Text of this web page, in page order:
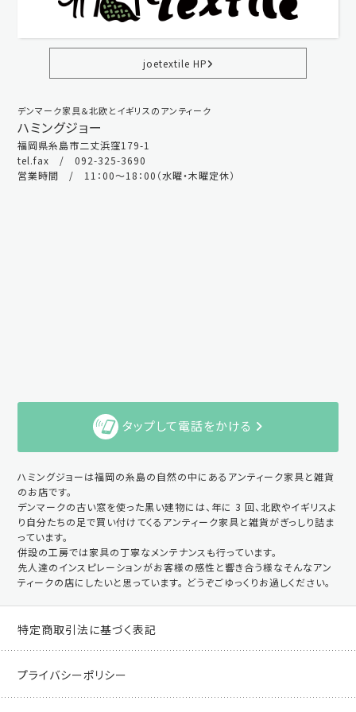
joetextile HP
デンマーク家具＆北欧とイギリスのアンティーク
ハミングジョー
福岡県糸島市二丈浜窪179-1
tel.fax / 092-325-3690
営業時間 / 11：00～18：00（水曜・木曜定休）
タップして電話をかける
ハミングジョーは福岡の糸島の自然の中にあるアンティーク家具と雑貨
のお店です。
デンマークの古い窓を使った黒い建物には、年に 3 回、北欧やイギリスよ
り自分たちの足で買い付けてくるアンティーク家具と雑貨がぎっしり詰ま
っています。
併設の工房では家具の丁寧なメンテナンスも行っています。
先人達のインスピレーションがお客様の感性と響き合う様なそんなアン
ティークの店にしたいと思っています。 どうぞごゆっくりお過しください。
特定商取引法に基づく表記
プライバシーポリシー